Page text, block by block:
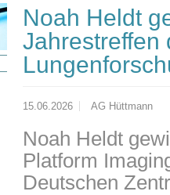
Noah Heldt
Jahrestreffen
15.06.2026 AG Hüttmann
Noah Heldt
Platform
Deutschen